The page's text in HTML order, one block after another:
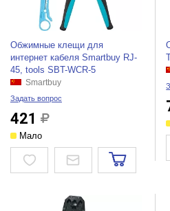
Обжимные клещи для
интернет кабеля Smartbuy RJ-
45, tools SBT-WCR-5
Smartbuy
Задать вопрос
421
Мало